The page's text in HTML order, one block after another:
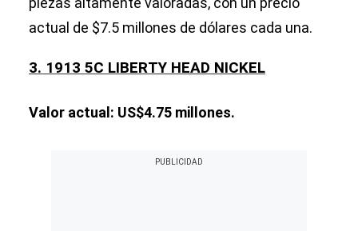
actual de $7.5 millones de dólares cada una.
3. 1913 5C LIBERTY HEAD NICKEL
Valor actual: US$4.75 millones.